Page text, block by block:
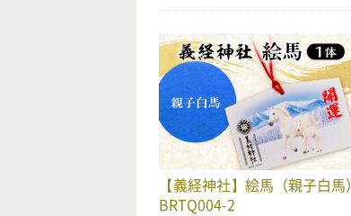
【義経神社】絵馬（親子白馬）
BRTQ004-2